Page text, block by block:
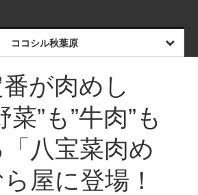
ココシル秋葉原
が肉めし
菜”も”牛肉”も
八宝菜肉め
屋に登場！